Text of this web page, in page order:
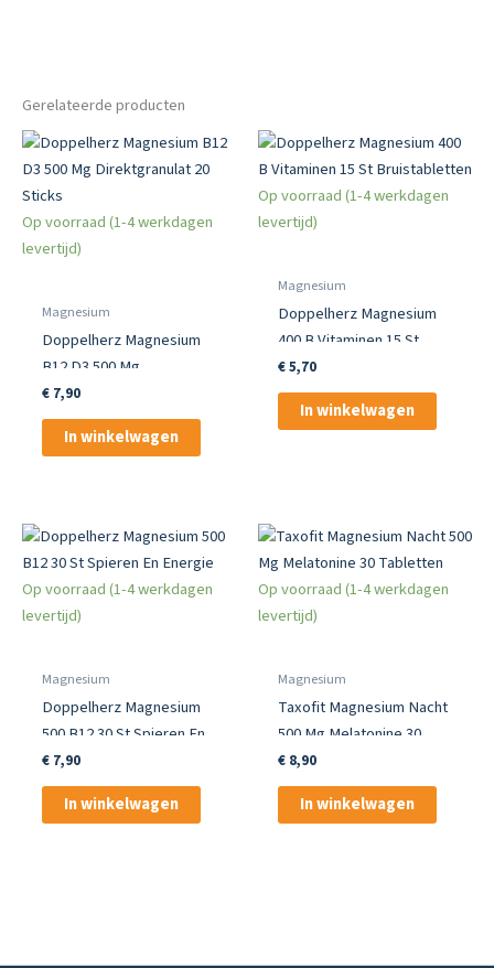
Gerelateerde producten
Op voorraad (1-4 werkdagen
levertijd)
Magnesium
Doppelherz Magnesium
B12 D3 500 Mg
Direktgranulat 20 Sticks
€7,90
In winkelwagen
Op voorraad (1-4 werkdagen
levertijd)
Magnesium
Doppelherz Magnesium
400 B Vitaminen 15 St
Bruistabletten
€5,70
In winkelwagen
Op voorraad (1-4 werkdagen
levertijd)
Magnesium
Doppelherz Magnesium
500 B12 30 St Spieren En
Energie
€7,90
In winkelwagen
Op voorraad (1-4 werkdagen
levertijd)
Magnesium
Taxofit Magnesium Nacht
500 Mg Melatonine 30
Tabletten
€8,90
In winkelwagen